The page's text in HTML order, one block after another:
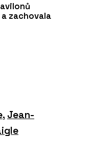
zachovala
, Jean-